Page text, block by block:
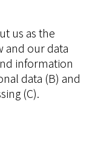
us as the
and our data
information
data (B) and
(C).